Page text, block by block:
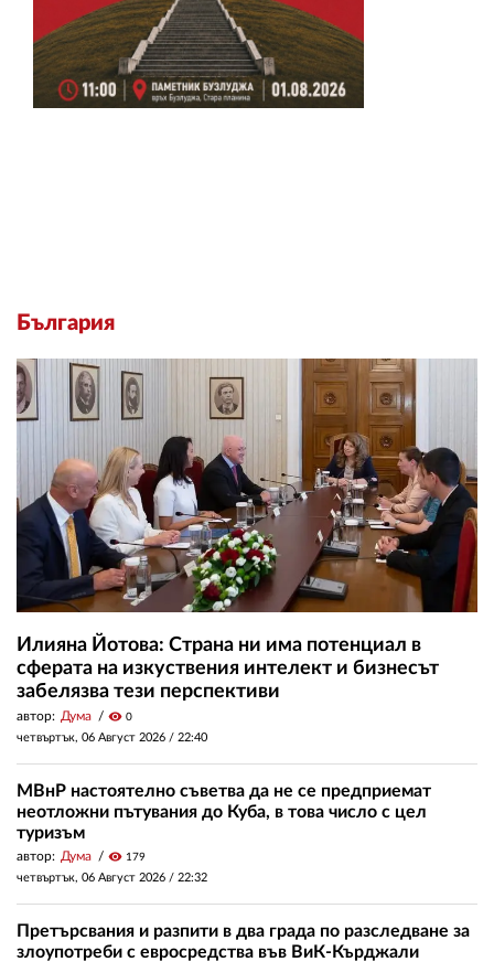
България
Илияна Йотова: Страна ни има потенциал в
сферата на изкуствения интелект и бизнесът
забелязва тези перспективи
автор: Дума visibility 0
четвъртък, 06 Август 2026 / 22:40
МВнР настоятелно съветва да не се предприемат
неотложни пътувания до Куба, в това число с цел
туризъм
автор: Дума visibility 179
четвъртък, 06 Август 2026 / 22:32
Претърсвания и разпити в два града по разследване за
злоупотреби с евросредства във ВиК-Кърджали